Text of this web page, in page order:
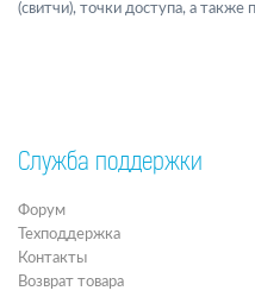
(свитчи), точки доступа, а также
Служба поддержки
Форум
Техподдержка
Контакты
Возврат товара